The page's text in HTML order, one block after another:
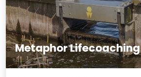
Metaphor Lifecoaching